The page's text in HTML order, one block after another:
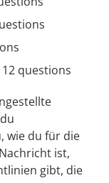
12 questions
wie du für die
ist,
gibt, die